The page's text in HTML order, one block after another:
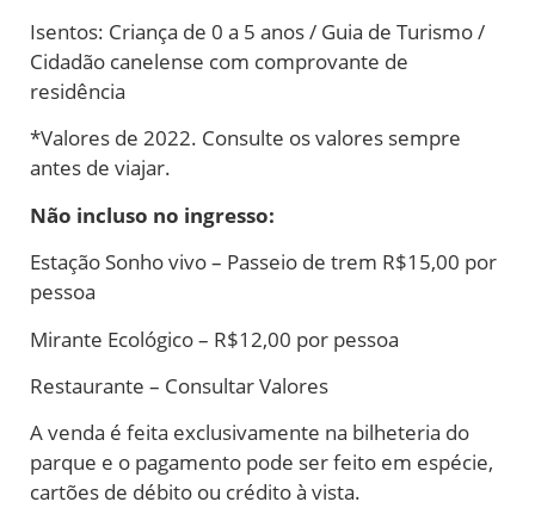
Isentos: Criança de 0 a 5 anos / Guia de Turismo /
Cidadão canelense com comprovante de
residência
*Valores de 2022. Consulte os valores sempre
antes de viajar.
Não incluso no ingresso:
Estação Sonho vivo – Passeio de trem R$15,00 por
pessoa
Mirante Ecológico – R$12,00 por pessoa
Restaurante – Consultar Valores
A venda é feita exclusivamente na bilheteria do
parque e o pagamento pode ser feito em espécie,
cartões de débito ou crédito à vista.